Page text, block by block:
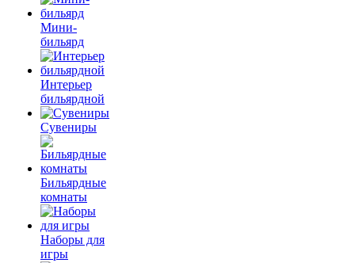
Мини-
бильярд
Интерьер
бильярдной
Сувениры
Бильярдные
комнаты
Наборы для
игры